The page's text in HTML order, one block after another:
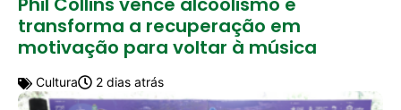
transforma a recuperação em
motivação para voltar à música
Cultura 2 dias atrás